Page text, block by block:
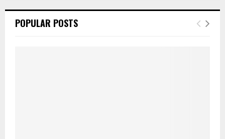
POPULAR POSTS